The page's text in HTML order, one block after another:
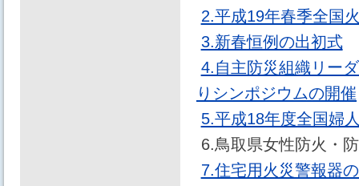
2.平成19年春季全国
3.新春恒例の出初式
4.自主防災組織リー
りシンポジウムの開催
5.平成18年度全国婦
6.鳥取県女性防火・
7.住宅用火災警報器